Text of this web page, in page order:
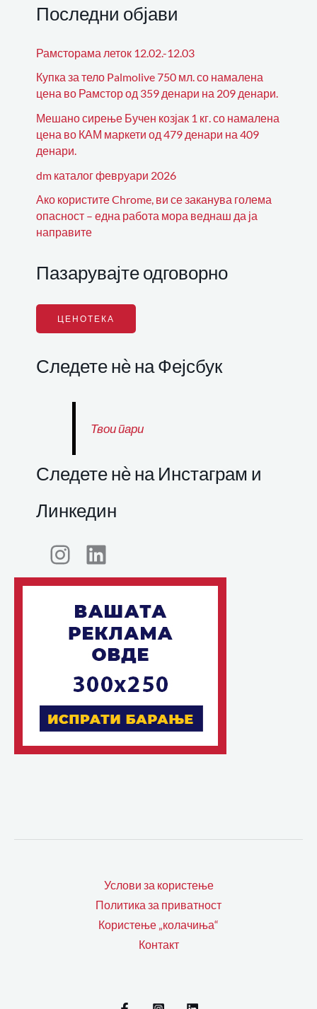
Последни објави
Рамсторама леток 12.02.-12.03
Купка за тело Palmolive 750 мл. со намалена
цена во Рамстор од 359 денари на 209 денари.
Мешано сирење Бучен козјак 1 кг. со намалена
цена во КАМ маркети од 479 денари на 409
денари.
dm каталог февруари 2026
Ако користите Chrome, ви се заканува голема
опасност – една работа мора веднаш да ја
направите
Пазарувајте одговорно
ЦЕНОТЕКА
Следете нѐ на Фејсбук
Твои пари
Следете нѐ на Инстаграм и
Линкедин
Услови за користење
Политика за приватност
Користење „колачиња“
Контакт